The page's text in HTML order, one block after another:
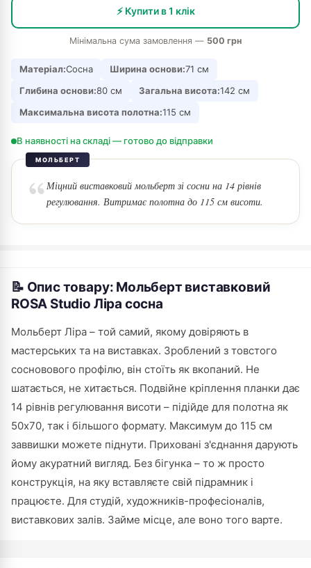
⚡ Купити в 1 клік
Мінімальна сума замовлення — 500 грн
Матеріал:Сосна Ширина основи:71 см
Глибина основи:80 см Загальна висота:142 см
Максимальна висота полотна:115 см
В наявності на складі — готово до відправки
МОЛЬБЕРТ
Міцний виставковий мольберт зі сосни на 14 рівнів
регулювання. Витримає полотна до 115 см висоти.
📝 Опис товару: Мольберт виставковий
ROSA Studio Ліра сосна
Мольберт Ліра – той самий, якому довіряють в
мастерських та на виставках. Зроблений з товстого
сосновового профілю, він стоїть як вкопаний. Не
шатається, не хитається. Подвійне кріплення планки дає
14 рівнів регулювання висоти – підійде для полотна як
50х70, так і більшого формату. Максимум до 115 см
заввишки можете піднути. Приховані з'єднання дарують
йому акуратний вигляд. Без бігунка – то ж просто
конструкція, на яку вставляєте свій підрамник і
працюєте. Для студій, художників-професіоналів,
виставкових залів. Займе місце, але воно того варте.